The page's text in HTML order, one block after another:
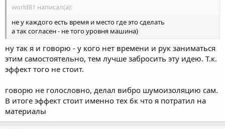
world81 написал(а):
не у каждого есть время и место где это сделать
а так согласен - не того уровня машина)
ну так я и говорю - у кого нет времени и рук заниматься
этим самостоятельно, тем лучше забросить эту идею. Т.к.
эффект того не стоит.
говорю не голословно, делал вибро шумоизоляцию сам.
В итоге эффект стоит именно тех 6к что я потратил на
материалы